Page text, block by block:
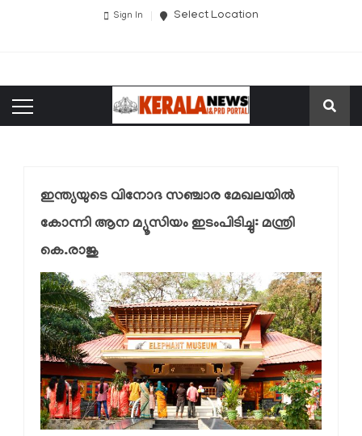
Sign In Select Location
ഇന്ത്യയുടെ വിനോദ സഞ്ചാര മേഖലയില്‍
കോന്നി ആന മ്യൂസിയം ഇടംപിടിച്ചു: മന്ത്രി
കെ.രാജു